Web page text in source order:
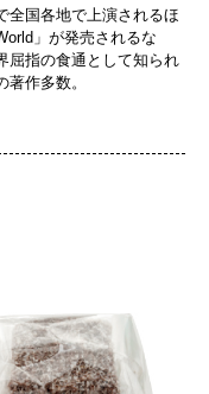
全国各地で上演されるほ
」が発売されるな
屈指の食通として知られ
作多数。